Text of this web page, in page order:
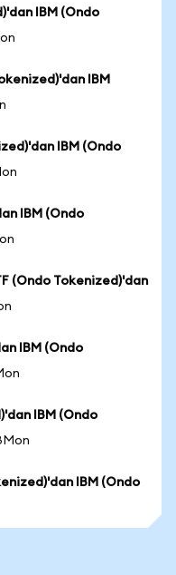
IBM (Ondo
IBM
IBM (Ondo
IBM (Ondo
(Ondo Tokenized)'dan
IBM (Ondo
IBM (Ondo
IBM (Ondo